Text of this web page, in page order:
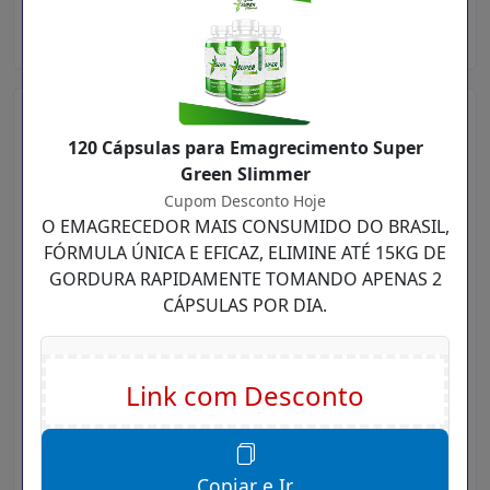
120 Cápsulas para Emagrecimento Super
Green Slimmer
Cupom Desconto Hoje
O EMAGRECEDOR MAIS CONSUMIDO DO BRASIL,
FÓRMULA ÚNICA E EFICAZ, ELIMINE ATÉ 15KG DE
GORDURA RAPIDAMENTE TOMANDO APENAS 2
CÁPSULAS POR DIA.
https://supergreenoriginal.com/
Como Usar Cupons Super Green
Slimmer ?
Para utilizar Cupom de Desconto Super Green
Slimmer, é muito simples:
Primeiro você precisa digitar aqui no Cupom
Desconto Hoje, lá em cima no campo de busca,
o nome da loja desejada, Ex:Super Green
Slimmer
Clique no Buscar e Aguarde Carregar os
resultados.
Agora será mostrado uma lista com os cupons
Super Green Slimmer ou ofertas.(Se houver